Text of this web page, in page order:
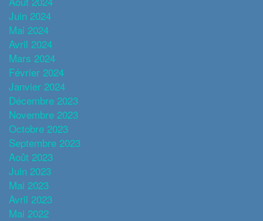
Juin 2024
Mai 2024
Avril 2024
Mars 2024
Février 2024
Janvier 2024
Décembre 2023
Novembre 2023
Octobre 2023
Septembre 2023
Août 2023
Juin 2023
Mai 2023
Avril 2023
Mai 2022